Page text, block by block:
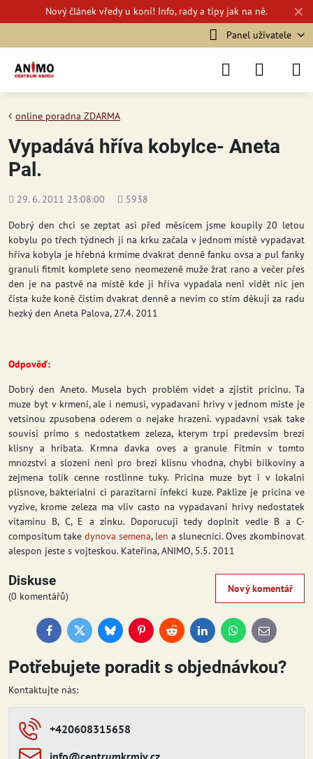
✕
Novýčlánek vředy u koní! Info, rady a tipy jak na ně.
Panel uživatele
online poradna ZDARMA
Vypadává hříva kobylce- Aneta
Pal.
Přidáno
29. 6. 2011 23:08:00
Počet
5938
Dobrý den chci se zeptat asi před měsícem jsme koupily 20 letou
kobylu po třech týdnech ji na krku začala v jednom místě vypadavat
hříva kobyla je hřebná krmíme dvakrat denně fanku ovsa a pul fanky
granulí fitmit komplete seno neomezeně muže žrat rano a večer přes
den je na pastvě na místě kde ji hříva vypadala neni vidět nic jen
čista kuže koně čistím dvakrat denně a nevim co stím děkuji za radu
hezký den Aneta Palova, 27.4. 2011
Odpověď:
Dobrý den Aneto. Musela bych problém videt a zjistit pricinu. Ta
muze byt v krmeni, ale i nemusi, vypadavani hrivy v jednom miste je
vetsinou zpusobena oderem o nejake hrazeni. vypadavni vsak take
souvisi primo s nedostatkem zeleza, kterym trpi predevsim brezi
klisny a hribata. Krmna davka oves a granule Fitmin v tomto
mnozstvi a slozeni neni pro brezi klisnu vhodna, chybi bilkoviny a
zejmena tolik cenne rostlinne tuky. Pricina muze byt i v lokalni
plisnove, bakterialni ci parazitarni infekci kuze. Paklize je pricina ve
vyzive, krome zeleza ma vliv casto na vypadavani hrivy nedostatek
vitaminu B, C, E a zinku. Doporucuji tedy doplnit vedle B a C-
compositum take dynova semena, len a slunecnici. Oves zkombinovat
alespon jeste s vojteskou. Kateřina, ANIMO, 5.5. 2011
Diskuse
(0 komentářů)
Nový komentář
FacebookTwitterBlueskyPinterestReddit LinkedInWhatsApp
E-
mail
Potřebujete poradit s objednávkou?
Kontaktujte nás:
+420608315658
info​​@centrumkrmiv​​.cz